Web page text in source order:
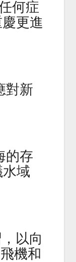
何症
更進
對新
的存
域
以向
機和